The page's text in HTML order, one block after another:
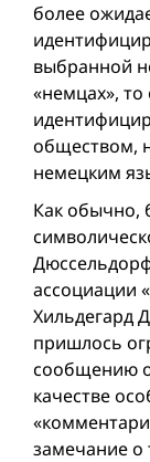
более
выбранной
«немцах»,
обществом,
немецким
Как обычно,
ассоциации
Хильдегард
пришлось
сообщению
качестве
замечание